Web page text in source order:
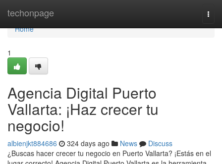
techonpage
Home
Home
1
Agencia Digital Puerto
Vallarta: ¡Haz crecer tu
negocio!
albienjkt884686 324 days ago News
Discuss
¿Buscas hacer crecer tu negocio en Puerto Vallarta? ¡Estás en el